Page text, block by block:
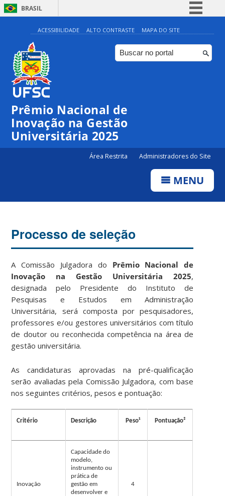
BRASIL
Simplifique!
Comunica BR
Participe
ACESSIBILIDADE ALTO CONTRASTE MAPA DO SITE
Prêmio Nacional de
Inovação na Gestão
Universitária 2025
Área Restrita Administradores do Site
MENU
Processo de seleção
A Comissão Julgadora do Prêmio Nacional de
Inovação na Gestão Universitária 2025,
designada pelo Presidente do Instituto de
Pesquisas e Estudos em Administração
Universitária, será composta por pesquisadores,
professores e/ou gestores universitários com título
de doutor ou reconhecida competência na área de
gestão universitária.
As candidaturas aprovadas na pré-qualificação
serão avaliadas pela Comissão Julgadora, com base
nos seguintes critérios, pesos e pontuação:
Critério Descrição Peso¹ Pontuação²
Inovação
Capacidade do
modelo,
instrumento ou
prática de
gestão em
desenvolver e
4